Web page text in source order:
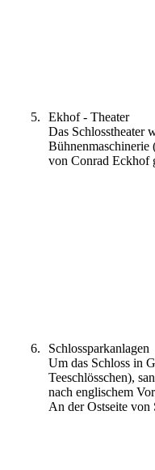
5.
Ekhof - Theater
Das Schlosstheater
Bühnenmaschinerie
von Conrad Eckhof
6.
Schlossparkanlagen
Um das Schloss in
Teeschlösschen),
nach englischem
An der Ostseite von